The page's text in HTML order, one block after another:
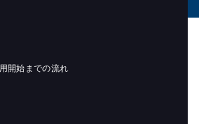
開始までの流れ